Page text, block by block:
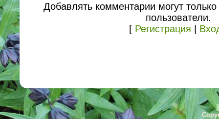
Добавлять комментарии могут
пользователи.
[ Регистрация